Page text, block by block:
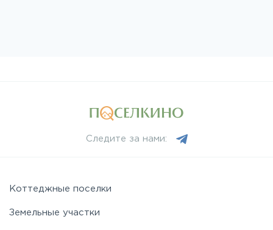
Следите за нами:
Коттеджные поселки
Земельные участки